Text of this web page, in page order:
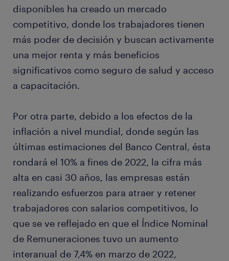
disponibles ha creado un mercado
competitivo, donde los trabajadores tienen
más poder de decisión y buscan activamente
una mejor renta y más beneficios
significativos como seguro de salud y acceso
a capacitación.
Por otra parte, debido a los efectos de la
inflación a nivel mundial, donde según las
últimas estimaciones del Banco Central, ésta
rondará el 10% a fines de 2022, la cifra más
alta en casi 30 años, las empresas están
realizando esfuerzos para atraer y retener
trabajadores con salarios competitivos, lo
que se ve reflejado en que el Índice Nominal
de Remuneraciones tuvo un aumento
interanual de 7,4% en marzo de 2022,